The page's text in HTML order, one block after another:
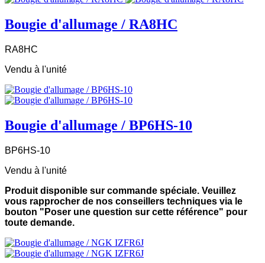
Bougie d'allumage / RA8HC
RA8HC
Vendu à l'unité
Bougie d'allumage / BP6HS-10
BP6HS-10
Vendu à l'unité
Produit disponible sur commande spéciale. Veuillez
vous rapprocher de nos conseillers techniques via le
bouton "Poser une question sur cette référence" pour
toute demande.